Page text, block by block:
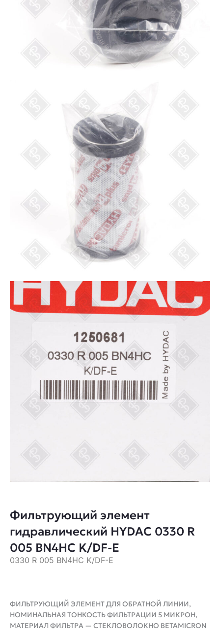
Фильтрующий элемент
гидравлический HYDAC 0330 R
005 BN4HC K/DF-E
0330 R 005 BN4HC K/DF-E
ФИЛЬТРУЮЩИЙ ЭЛЕМЕНТ ДЛЯ ОБРАТНОЙ ЛИНИИ,
НОМИНАЛЬНАЯ ТОНКОСТЬ ФИЛЬТРАЦИИ 5 МИКРОН,
МАТЕРИАЛ ФИЛЬТРА — СТЕКЛОВОЛОКНО BETAMICRON